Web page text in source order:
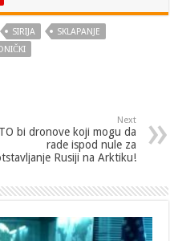
SIRIJA
SKLAPANJE
Next
bi dronove koji mogu da
rade ispod nule za
Rusiji na Arktiku!